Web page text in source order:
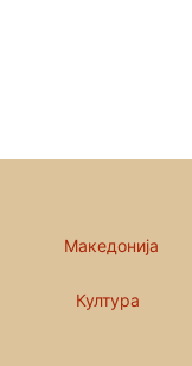
Македонија
Култура